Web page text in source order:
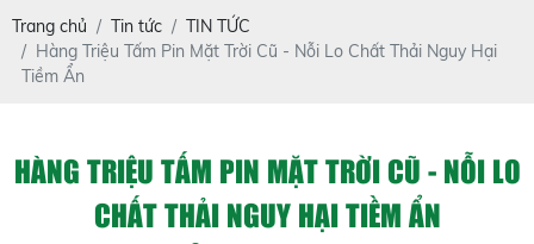
Trang chủ Tin tức
TIN TỨC
Hàng Triệu Tấm Pin Mặt Trời Cũ - Nỗi Lo Chất Thải Nguy Hại
Tiềm Ẩn
HÀNG TRIỆU TẤM PIN MẶT TRỜI CŨ - NỖI LO
CHẤT THẢI NGUY HẠI TIỀM ẨN